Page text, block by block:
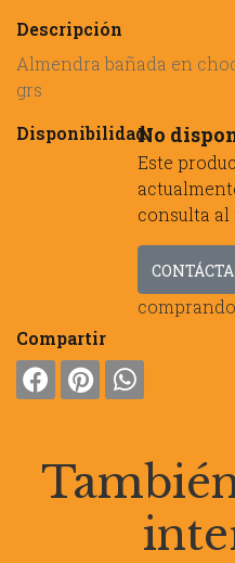
Descripción
Almendra bañada en
grs
Disponibilidad:No
Este
consulta al
comprando
Compartir